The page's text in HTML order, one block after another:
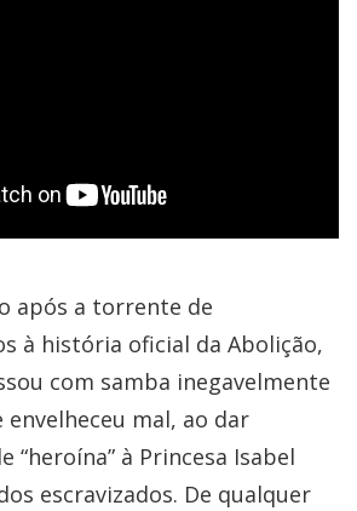
após a torrente de
à história oficial da Abolição,
com samba inegavelmente
mal, ao dar
“heroína” à Princesa Isabel
escravizados. De qualquer